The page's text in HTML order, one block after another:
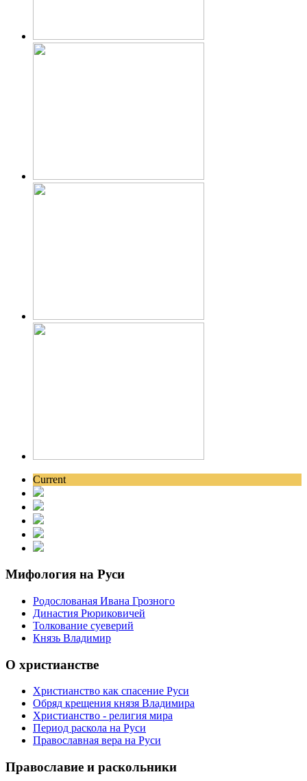
Current
Мифология на Руси
Родослованая Ивана Грозного
Династия Рюриковичей
Толкование суеверий
Князь Владимир
О христианстве
Христианство как спасение Руси
Обряд крещения князя Владимира
Христианство - религия мира
Период раскола на Руси
Православная вера на Руси
Православие и раскольники